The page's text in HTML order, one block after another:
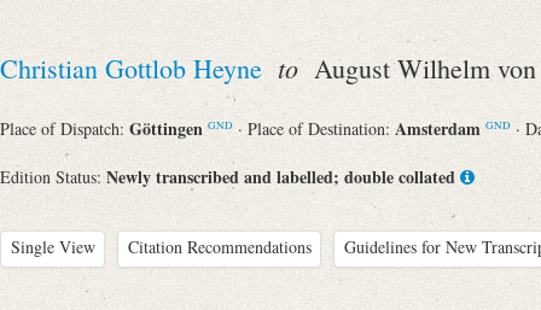
Christian Gottlob Heyne toAugust Wilhelm von
Place of Dispatch: Göttingen GND · Place of Destination: Amsterdam GND ·
Edition Status: Newly transcribed and labelled; double collated
Single View Citation Recommendations Guidelines for New